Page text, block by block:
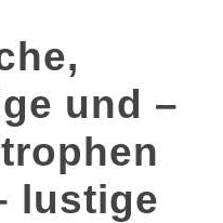
und –
lustige